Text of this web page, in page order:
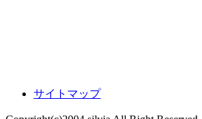
サイトマップ